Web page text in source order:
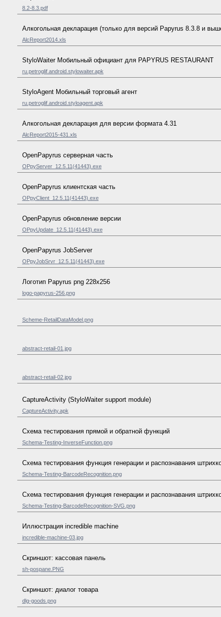
8.2-8.3.pdf
Алкогольная декларация (только для версий Papyrus 8.3.8 и
AlcReport2014.xls
StyloWaiter Мобильный официант для PAPYRUS RESTAURANT
ru.petroglif.android.stylowaiter.apk
StyloAgent Мобильный торговый агент
ru.petroglif.android.styloagent.apk
Алкогольная декларация для версии формата 4.31
AlcReport2015-431.xls
OpenPapyrus серверная часть
OPpyServer_12.5.11(41443).exe
OpenPapyrus клиентская часть
OPpyClient_12.5.11(41443).exe
OpenPapyrus обновление версии
OPpyUpdate_12.5.11(41443).exe
OpenPapyrus JobServer
OPpyJobSrvr_12.5.11(41443).exe
Логотип Papyrus png 228x256
logo-papyrus-256.png
Scheme-RetailDataModel.png
abstract-retail-01.jpg
abstract-retail-02.jpg
CaptureActivity (StyloWaiter support module)
CaptureActivity.apk
Схема тестирования прямой и обратной функций
Schema-Testing-InverseFunction.png
Схема тестирования функция генерации и распознавания
Schema-Testing-BarcodeRecognition.png
Схема тестирования функция генерации и распознавания
Schema-Testing-BarcodeRecognition-SVG.png
Иллюстрация incredible machine
incredible-machine-03.jpg
Скриншот: кассовая панель
sh-pospane.PNG
Скриншот: диалог товара
dlg-goods.png